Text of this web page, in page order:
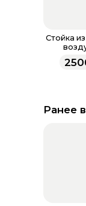
Стойка
Ранее